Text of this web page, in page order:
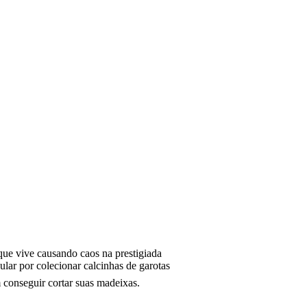
vive causando caos na prestigiada
por colecionar calcinhas de garotas
cortar suas madeixas.